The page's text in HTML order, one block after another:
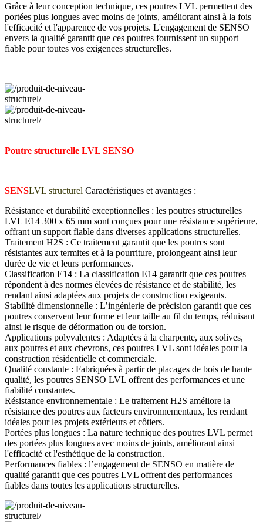
Grâce à leur conception technique, ces poutres LVL permettent des
portées plus longues avec moins de joints, améliorant ainsi à la fois
l'efficacité et l'apparence de vos projets. L'engagement de SENSO
envers la qualité garantit que ces poutres fournissent un support
fiable pour toutes vos exigences structurelles.
Poutre structurelle LVL SENSO
SENSLVL structurel Caractéristiques et avantages :
Résistance et durabilité exceptionnelles : les poutres structurelles
LVL E14 300 x 65 mm sont conçues pour une résistance supérieure,
offrant un support fiable dans diverses applications structurelles.
Traitement H2S : Ce traitement garantit que les poutres sont
résistantes aux termites et à la pourriture, prolongeant ainsi leur
durée de vie et leurs performances.
Classification E14 : La classification E14 garantit que ces poutres
répondent à des normes élevées de résistance et de stabilité, les
rendant ainsi adaptées aux projets de construction exigeants.
Stabilité dimensionnelle : L’ingénierie de précision garantit que ces
poutres conservent leur forme et leur taille au fil du temps, réduisant
ainsi le risque de déformation ou de torsion.
Applications polyvalentes : Adaptées à la charpente, aux solives,
aux poutres et aux chevrons, ces poutres LVL sont idéales pour la
construction résidentielle et commerciale.
Qualité constante : Fabriquées à partir de placages de bois de haute
qualité, les poutres SENSO LVL offrent des performances et une
fiabilité constantes.
Résistance environnementale : Le traitement H2S améliore la
résistance des poutres aux facteurs environnementaux, les rendant
idéales pour les projets extérieurs et côtiers.
Portées plus longues : La nature technique des poutres LVL permet
des portées plus longues avec moins de joints, améliorant ainsi
l'efficacité et l'esthétique de la construction.
Performances fiables : l’engagement de SENSO en matière de
qualité garantit que ces poutres LVL offrent des performances
fiables dans toutes les applications structurelles.